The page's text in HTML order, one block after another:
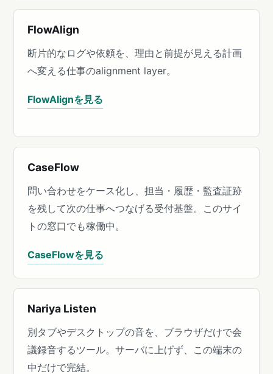
FlowAlign
断片的なログや依頼を、理由と前提が見える計画
へ変える仕事のalignment layer。
FlowAlignを見る
CaseFlow
問い合わせをケース化し、担当・履歴・監査証跡
を残して次の仕事へつなげる受付基盤。このサイ
トの窓口でも稼働中。
CaseFlowを見る
Nariya Listen
別タブやデスクトップの音を、ブラウザだけで会
議録音するツール。サーバに上げず、この端末の
中だけで完結。